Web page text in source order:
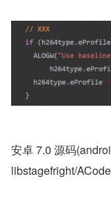
安卓 7.0 源码
libstagefright/